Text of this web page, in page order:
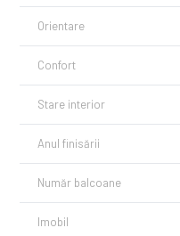
Orientare
Confort
Stare interior
Anul finisării
Număr balcoane
Imobil